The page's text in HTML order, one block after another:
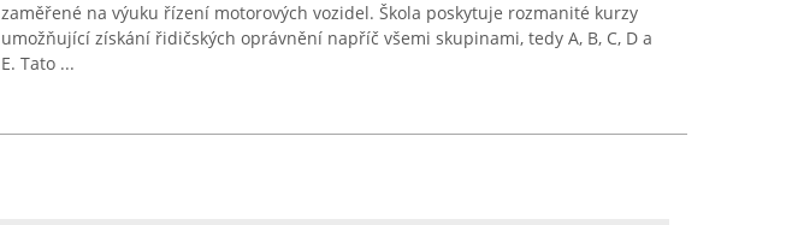
zaměřené na výuku řízení motorových vozidel. Škola poskytuje rozmanité kurzy
umožňující získání řidičských oprávnění napříč všemi skupinami, tedy A, B, C, D a
E. Tato ...